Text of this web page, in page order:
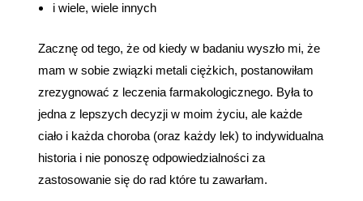
i wiele, wiele innych
Zacznę od tego, że od kiedy w badaniu wyszło mi, że
mam w sobie związki metali ciężkich, postanowiłam
zrezygnować z leczenia farmakologicznego. Była to
jedna z lepszych decyzji w moim życiu, ale każde
ciało i każda choroba (oraz każdy lek) to indywidualna
historia i nie ponoszę odpowiedzialności za
zastosowanie się do rad które tu zawarłam.